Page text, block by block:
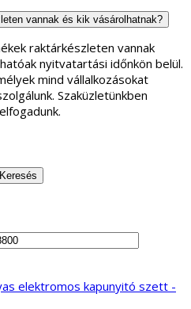
vannak és kik vásárolhatnak?
raktárkészleten vannak
nyitvatartási időnkön belül.
mind vállalkozásokat
Szaküzletünkben
Keresés